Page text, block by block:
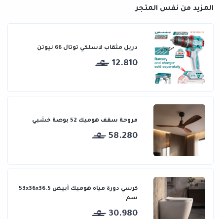
المزيد من نفس المتجر
دريل مثقاب لاسلكي توتال 66 نيوتن
12.810
مروحة سقف هوميك 52 بوصة خشبي
58.280
كرسي دورة مياه هوميك أبيض 53x36x36.5
سم
30.980